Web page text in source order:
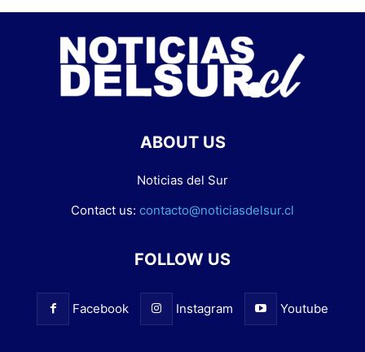
ABOUT US
Noticias del Sur
Contact us: contacto@noticiasdelsur.cl
FOLLOW US
Facebook Instagram Youtube